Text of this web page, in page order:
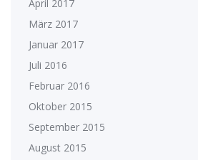
April 2017
März 2017
Januar 2017
Juli 2016
Februar 2016
Oktober 2015
September 2015
August 2015